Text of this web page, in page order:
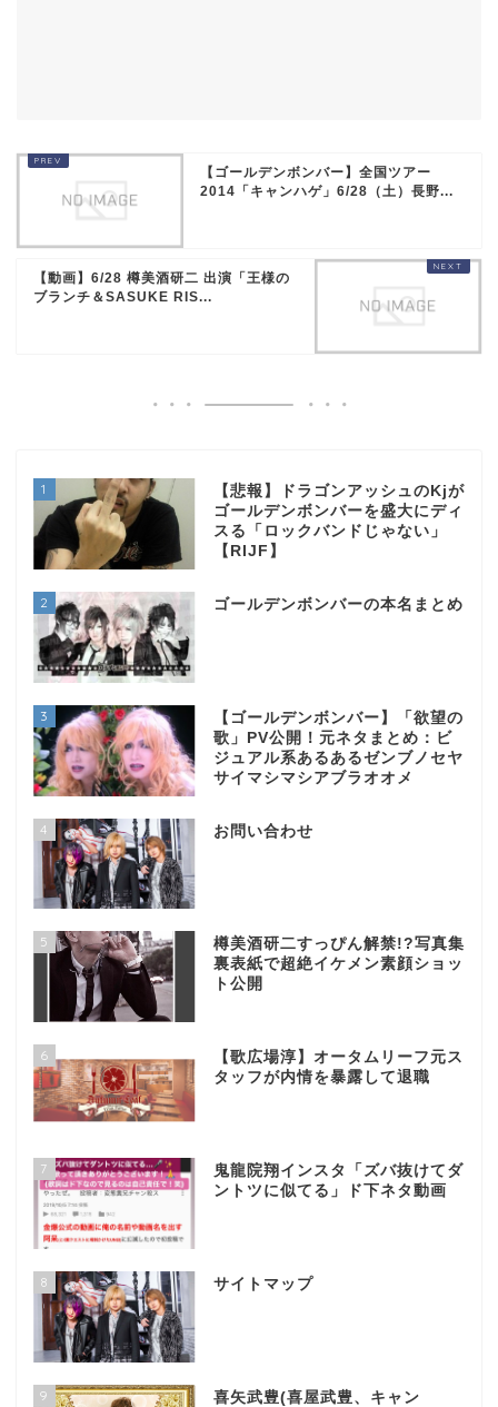
【ゴールデンボンバー】全国ツアー
2014「キャンハゲ」6/28（土）長野...
【動画】6/28 樽美酒研二 出演「王様の
ブランチ＆SASUKE RIS...
1
【悲報】ドラゴンアッシュのKjが
ゴールデンボンバーを盛大にディ
スる「ロックバンドじゃない」
【RIJF】
2 ゴールデンボンバーの本名まとめ
3
【ゴールデンボンバー】「欲望の
歌」PV公開！元ネタまとめ：ビ
ジュアル系あるあるゼンブノセヤ
サイマシマシアブラオオメ
4 お問い合わせ
5
樽美酒研二すっぴん解禁!?写真集
裏表紙で超絶イケメン素顔ショッ
ト公開
6
【歌広場淳】オータムリーフ元ス
タッフが内情を暴露して退職
7
鬼龍院翔インスタ「ズバ抜けてダ
ントツに似てる」ド下ネタ動画
8 サイトマップ
9
喜矢武豊(喜屋武豊、キャン